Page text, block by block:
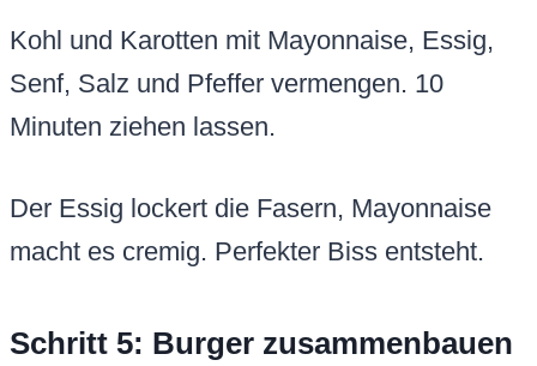
Kohl und Karotten mit Mayonnaise, Essig,
Senf, Salz und Pfeffer vermengen. 10
Minuten ziehen lassen.
Der Essig lockert die Fasern, Mayonnaise
macht es cremig. Perfekter Biss entsteht.
Schritt 5: Burger zusammenbauen